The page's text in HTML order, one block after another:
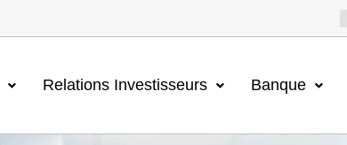
Relations Investisseurs Banque